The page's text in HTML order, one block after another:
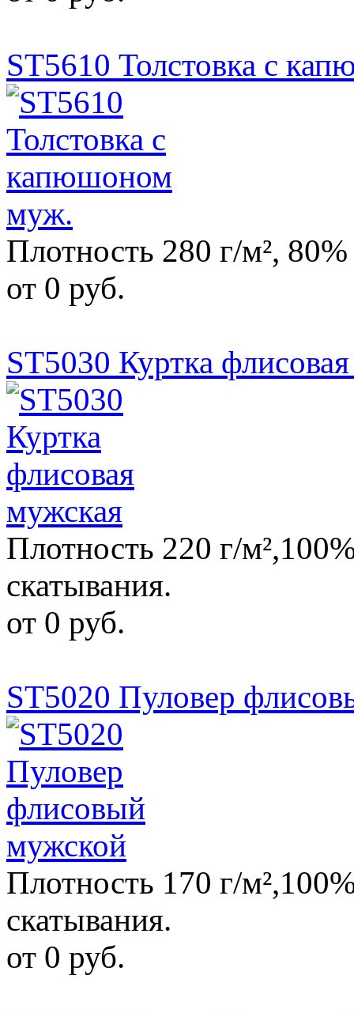
ST5610 Толстовка с
Плотность 280 г/м²,
от 0 руб.
ST5030 Куртка
Плотность 220 г/
скатывания.
от 0 руб.
ST5020 Пуловер
Плотность 170 г/
скатывания.
от 0 руб.